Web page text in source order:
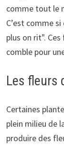
comme tout le
C’est comme
plus on rit".
comble pour
Les fleurs
Certaines
plein milieu de
produire des